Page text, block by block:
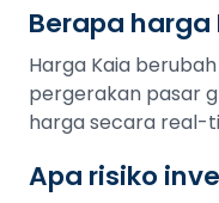
Berapa harga
Harga Kaia
pergerakan pasar
harga secara real-
Apa risiko